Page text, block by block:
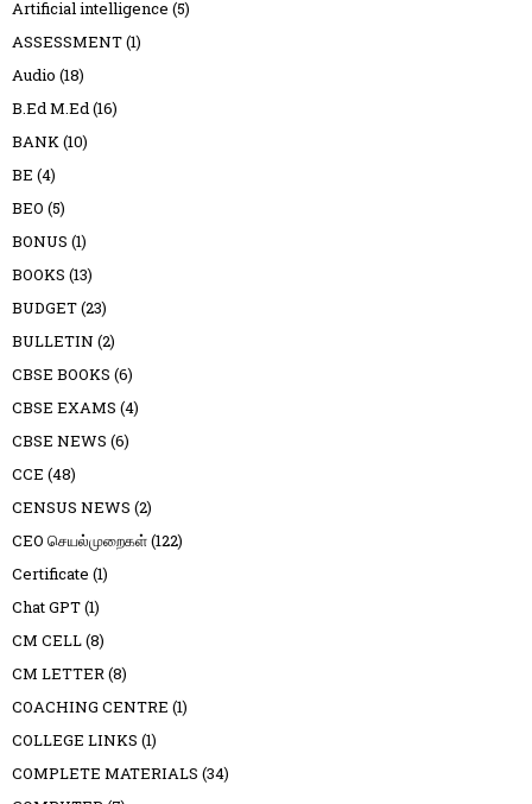
Artificial intelligence (5)
ASSESSMENT(1)
Audio (18)
B.Ed M.Ed(16)
BANK(10)
BE (4)
BEO (5)
BONUS (1)
BOOKS (13)
BUDGET(23)
BULLETIN (2)
CBSE BOOKS (6)
CBSE EXAMS (4)
CBSE NEWS (6)
CCE (48)
CENSUS NEWS (2)
CEO செயல்முறைகள்(122)
Certificate (1)
Chat GPT(1)
CM CELL(8)
CM LETTER(8)
COACHING CENTRE (1)
COLLEGE LINKS (1)
COMPLETE MATERIALS (34)